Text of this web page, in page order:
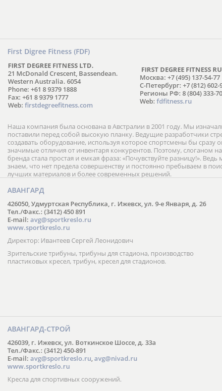
First Digree Fitness (FDF)
FIRST DEGREE FITNESS LTD.
21 McDonald Crescent, Bassendean.
Western Australia. 6054
Phone: +61 8 9379 1888
Fax: +61 8 9379 1777
Web: firstdegreefitness.com
FIRST DEGREE FITNESS
Москва: +7 (495) 137-54-77
С-Петербург: +7 (812) 602-
Регионы РФ: 8 (804) 333-
Web: fdfitness.ru
Наша компания была основана в Австралии в 2001 году. Мы
поставили перед собой высокую планку. Ведущие разработчики
создавать оборудование, используя которое спортсмены бы сразу
значимые отличия от инвентаря конкурентов. Поэтому, слоганом
бренда стала простая и емкая фраза: «Почувствуйте разницу!».
знаем, что нет предела совершенству и постоянно пребываем в
лучших материалов и более современных решений.
АВАНГАРД
426050, Удмуртская Республика, г. Ижевск, ул. 9-е Января, д. 26
Тел./Факс.: (3412) 450 891
E-mail: avg@sportkreslo.ru
www.sportkreslo.ru
Директор: Ивантеев Сергей Леонидович
Зрительские трибуны, трибуны для стадиона, производство
пластиковых кресел, трибун, кресел для стадионов.
АВАНГАРД-СТРОЙ
426039, г. Ижевск, ул. Воткинское Шоссе, д. 33а
Тел./Факс.: (3412) 450-891
E-mail: avg@sportkreslo.ru,avg@nivad.ru
www.sportkreslo.ru
Кресла для спортивных сооружений.